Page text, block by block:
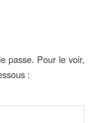
passe. Pour le voir,
: